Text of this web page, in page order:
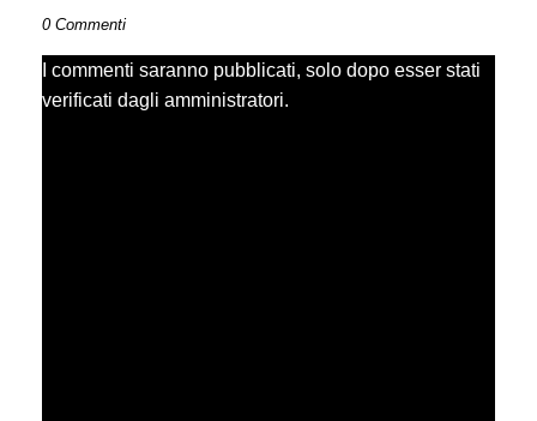
0 Commenti
I commenti saranno pubblicati, solo dopo esser stati
verificati dagli amministratori.